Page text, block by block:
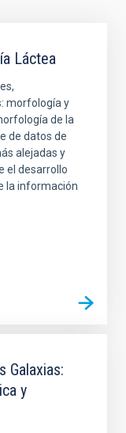
Láctea
morfología y
de la
de datos de
alejadas y
el desarrollo
la información
Galaxias:
y